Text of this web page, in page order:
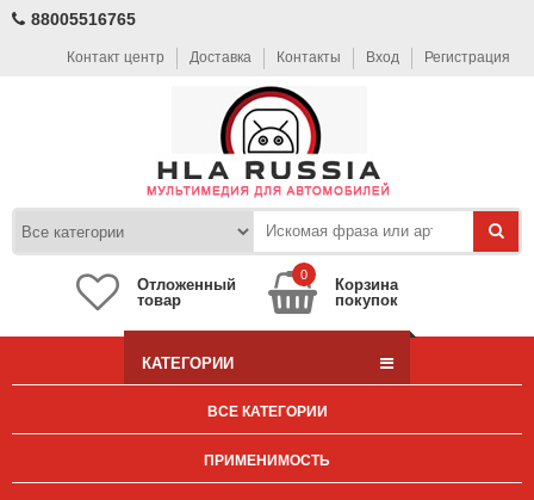
88005516765
Контакт центр Доставка Контакты Вход Регистрация
Отложенный
товар
0
Корзина
покупок
КАТЕГОРИИ
ВСЕ КАТЕГОРИИ
ПРИМЕНИМОСТЬ